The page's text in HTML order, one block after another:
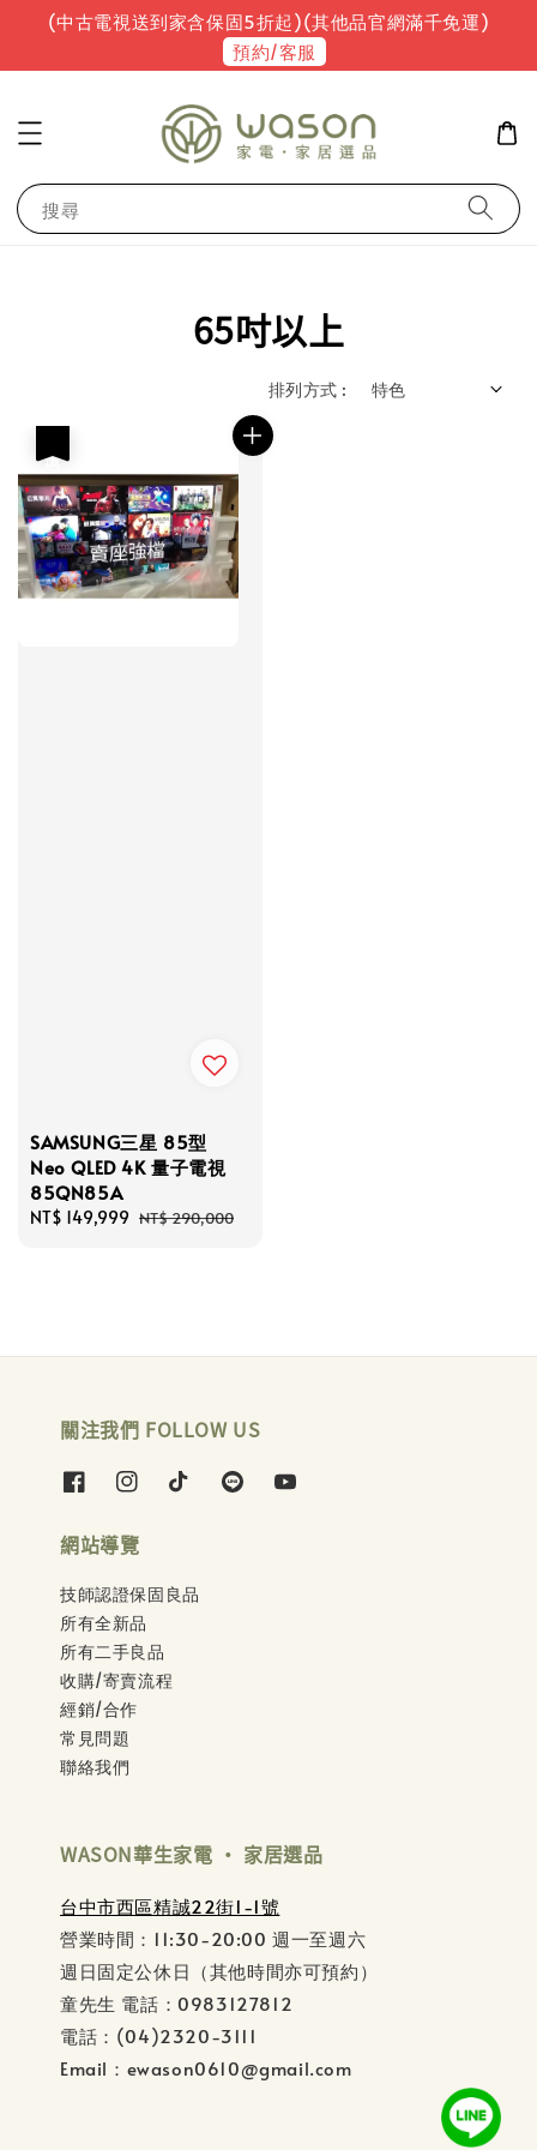
(中古電視送到家含保固5折起)(其他品官網滿千免運)
預約/客服
搜尋
65吋以上
排列方式 :
SAMSUNG三星 85型
Neo QLED 4K 量子電視
85QN85A
Sale
NT$ 149,999 Regular
NT$ 290,000
關注我們 FOLLOW US
網站導覽
技師認證保固良品
所有全新品
所有二手良品
收購/寄賣流程
經銷/合作
常見問題
聯絡我們
WASON華生家電 ‧ 家居選品
台中市西區精誠22街1-1號
營業時間：11:30-20:00 週一至週六
週日固定公休日（其他時間亦可預約）
童先生 電話：0983127812
電話：(04)2320-3111
Email：ewason0610@gmail.com